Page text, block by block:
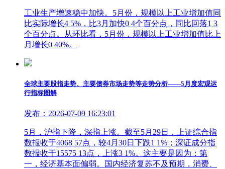
工业生产增速稳中加快。5月份，规模以上工业增加值同
比实际增长4 5%，比3月加快0 4个百分点，同比回落1 3
个百分点。从环比看，5月份，规模以上工业增加值比上
月增长0 40%。
全球主要股指走势、主要债券市场走势等走势分析——5月度宏观运
行指标图解
发布：2026-07-09 16:23:01
5月，沪指下降，深指上涨。截至5月29日，上证综合指
数报收于4068 57点，较4月30日下跌1 1%；深证成分指
数报收于15575 13点，上涨3 1%。这主要是因为：第
一，经济基本面偏弱。国内经济复苏不及预期，消费、